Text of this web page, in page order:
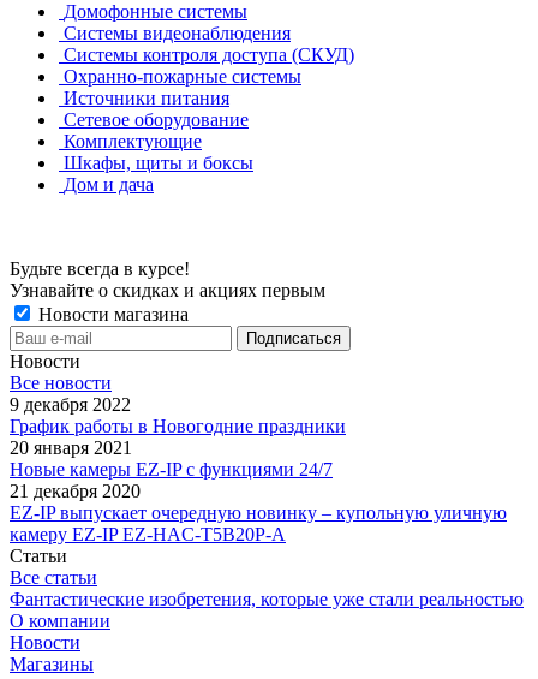
Домофонные системы
Системы видеонаблюдения
Системы контроля доступа (СКУД)
Охранно-пожарные системы
Источники питания
Сетевое оборудование
Комплектующие
Шкафы, щиты и боксы
Дом и дача
Будьте всегда в курсе!
Узнавайте о скидках и акциях первым
Новости магазина
Новости
Все новости
9 декабря 2022
График работы в Новогодние праздники
20 января 2021
Новые камеры EZ-IP с функциями 24/7
21 декабря 2020
EZ-IP выпускает очередную новинку – купольную уличную
камеру EZ-IP EZ-HAC-T5B20P-A
Статьи
Все статьи
Фантастические изобретения, которые уже стали реальностью
О компании
Новости
Магазины